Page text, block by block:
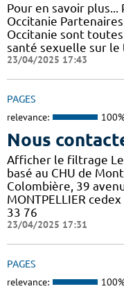
Pour en savoir plus...
Occitanie Partenaires
Occitanie sont
santé sexuelle sur le
23/04/2025 17:43
PAGES
relevance:
Nous
Afficher le filtrage Le
basé au CHU de
Colombière, 39
MONTPELLIER
33 76
23/04/2025 17:31
PAGES
relevance: